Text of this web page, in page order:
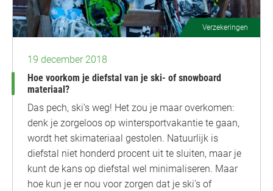
Verzekeringen
19 december 2018
Hoe voorkom je diefstal van je ski- of snowboard
materiaal?
Das pech, ski’s weg! Het zou je maar overkomen:
denk je zorgeloos op wintersportvakantie te gaan,
wordt het skimateriaal gestolen. Natuurlijk is
diefstal niet honderd procent uit te sluiten, maar je
kunt de kans op diefstal wel minimaliseren. Maar
hoe kun je er nou voor zorgen dat je ski’s of